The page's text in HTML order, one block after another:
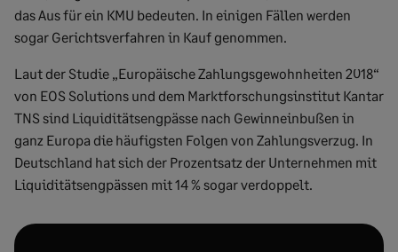
das Aus für ein KMU bedeuten. In einigen Fällen werden
sogar Gerichtsverfahren in Kauf genommen.
Laut der Studie „Europäische Zahlungsgewohnheiten 2018“
von EOS Solutions und dem Marktforschungsinstitut Kantar
TNS sind Liquiditätsengpässe nach Gewinneinbußen in
ganz Europa die häufigsten Folgen von Zahlungsverzug. In
Deutschland hat sich der Prozentsatz der Unternehmen mit
Liquiditätsengpässen mit 14 % sogar verdoppelt.